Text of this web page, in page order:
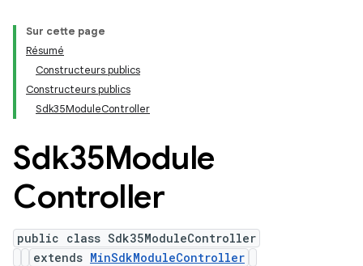
Sur cette page
Résumé
Constructeurs publics
Constructeurs publics
Sdk35ModuleController
Sdk35Module
Controller
public class Sdk35ModuleController
extends MinSdkModuleController